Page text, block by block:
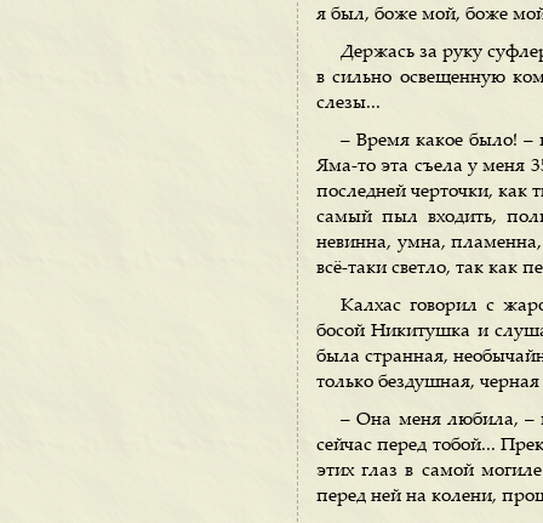
я был, боже мой, боже
Держась за руку
в сильно освещенную
слезы...
– Время какое было! –
Яма-то эта съела у меня
последней черточки, как
самый пыл входить,
невинна, умна,
всё-таки светло, так как
Калхас говорил с
босой Никитушка и
была странная,
только бездушная,
– Она меня любила, –
сейчас перед тобой...
этих глаз в самой
перед ней на колени,